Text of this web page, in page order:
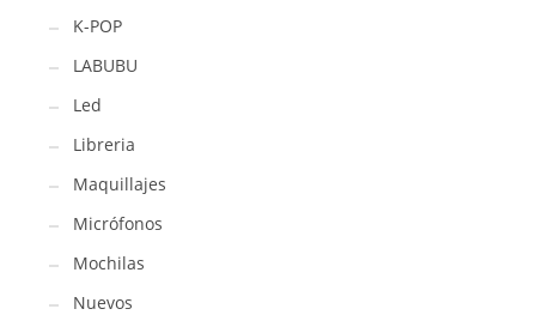
K-POP
LABUBU
Led
Libreria
Maquillajes
Micrófonos
Mochilas
Nuevos